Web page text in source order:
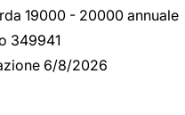
19000 - 20000 annuale
349941
6/8/2026